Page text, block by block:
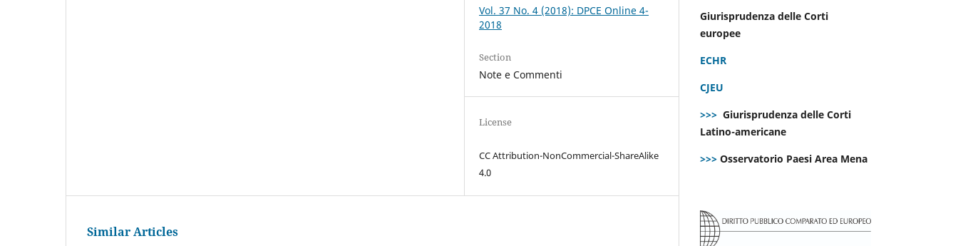
Vol. 37 No. 4 (2018): DPCE Online 4-
2018
Section
Note e Commenti
License
CC Attribution-NonCommercial-ShareAlike
4.0
Similar Articles
Giurisprudenza delle Corti
europee
ECHR
CJEU
>>> Giurisprudenza delle Corti
Latino-americane
>>> Osservatorio Paesi Area Mena